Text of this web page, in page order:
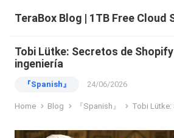
Tobi Lütke: Secretos de
ingeniería
『Spanish』 24/06/2026
Home Blog 『Spanish』 Tobi Lütke: